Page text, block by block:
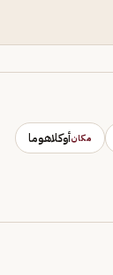
مكانأوكلاهوما